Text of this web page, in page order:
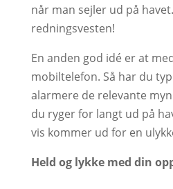
når man sejler ud på
redningsvesten!
En anden god idé er at
mobiltelefon. Så har du
alarmere de relevante
du ryger for langt ud på
vis kommer ud for en
Held og lykke med din